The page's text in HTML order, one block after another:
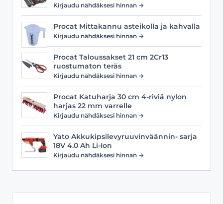
Kirjaudu nähdäksesi hinnan →
Procat Mittakannu asteikolla ja kahvalla
Kirjaudu nähdäksesi hinnan →
Procat Taloussakset 21 cm 2Cr13
ruostumaton teräs
Kirjaudu nähdäksesi hinnan →
Procat Katuharja 30 cm 4-riviä nylon
harjas 22 mm varrelle
Kirjaudu nähdäksesi hinnan →
Yato Akkukipsilevyruuvinväännin- sarja
18V 4.0 Ah Li-Ion
Kirjaudu nähdäksesi hinnan →